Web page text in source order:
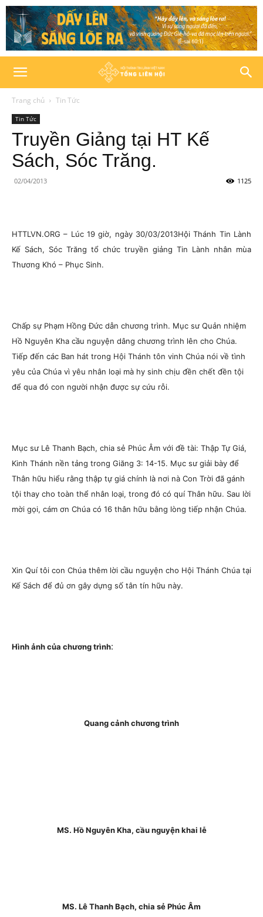
Trang chủ Tin Tức
Tin Tức
Truyền Giảng tại HT Kế
Sách, Sóc Trăng.
02/04/2013 1125
HTTLVN.ORG – Lúc 19 giờ, ngày 30/03/2013Hội Thánh Tin Lành
Kế Sách, Sóc Trăng tổ chức truyền giảng Tin Lành nhân mùa
Thương Khó – Phục Sinh.
Chấp sự Phạm Hồng Đức dẫn chương trình. Mục sư Quản nhiệm
Hồ Nguyên Kha cầu nguyện dâng chương trình lên cho Chúa.
Tiếp đến các Ban hát trong Hội Thánh tôn vinh Chúa nói về tình
yêu của Chúa vì yêu nhân loại mà hy sinh chịu đền chết đền tội
để qua đó con người nhận được sự cứu rỗi.
Mục sư Lê Thanh Bạch, chia sẻ Phúc Âm với đề tài: Thập Tự Giá,
Kinh Thánh nền tảng trong Giăng 3: 14-15. Mục sư giải bày để
Thân hữu hiểu rằng thập tự giá chính là nơi nà Con Trời đã gánh
tội thay cho toàn thể nhân loại, trong đó có quí Thân hữu. Sau lời
mời gọi, cám ơn Chúa có 16 thân hữu bằng lòng tiếp nhận Chúa.
Xin Quí tôi con Chúa thêm lời cầu nguyện cho Hội Thánh Chúa tại
Kế Sách để đủ ơn gây dựng số tân tín hữu này.
Hình ảnh của chương trình:
Quang cảnh chương trình
MS. Hồ Nguyên Kha, cầu nguyện khai lễ
MS. Lê Thanh Bạch, chia sẻ Phúc Âm